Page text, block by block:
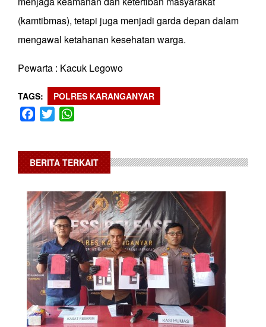
(kamtibmas), tetapi juga menjadi garda depan dalam
mengawal ketahanan kesehatan warga.
Pewarta : Kacuk Legowo
TAGS POLRES KARANGANYAR
Facebook
Twitter
BERITA TERKAIT